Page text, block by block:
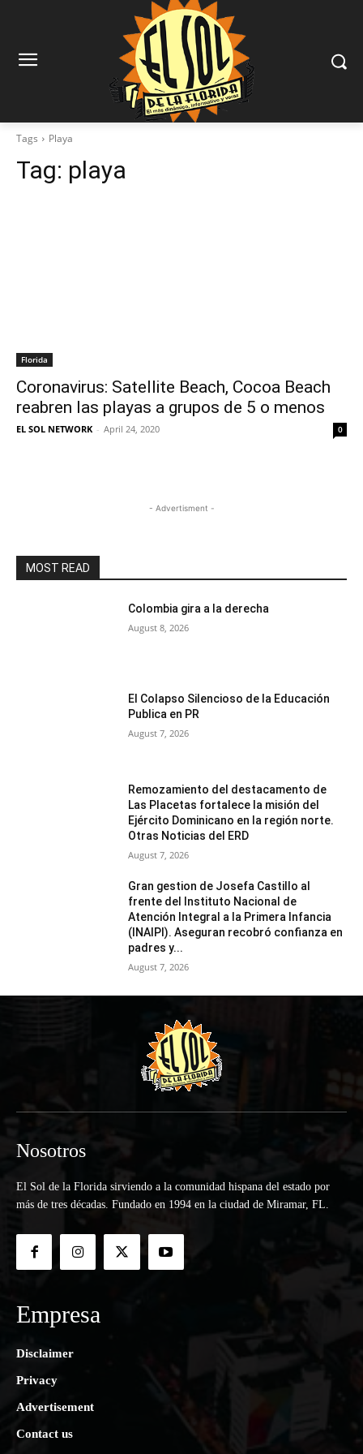
Tags Playa
Tag: playa
Florida
Coronavirus: Satellite Beach, Cocoa Beach
reabren las playas a grupos de 5 o menos
EL SOL NETWORK - April 24, 2020 0
- Advertisment -
MOST READ
Colombia gira a la derecha
August 8, 2026
El Colapso Silencioso de la Educación
Publica en PR
August 7, 2026
Remozamiento del destacamento de
Las Placetas fortalece la misión del
Ejército Dominicano en la región norte.
Otras Noticias del ERD
August 7, 2026
Gran gestion de Josefa Castillo al
frente del Instituto Nacional de
Atención Integral a la Primera Infancia
(INAIPI). Aseguran recobró confianza en
padres y...
August 7, 2026
Nosotros
El Sol de la Florida sirviendo a la comunidad hispana del estado por
más de tres décadas. Fundado en 1994 en la ciudad de Miramar, FL.
Empresa
Disclaimer
Privacy
Advertisement
Contact us